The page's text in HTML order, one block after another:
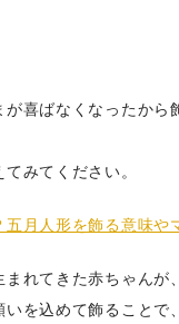
喜ばなくなったか
みてください。
月人形を飾る意味や
れてきた赤ちゃん
を込めて飾ること